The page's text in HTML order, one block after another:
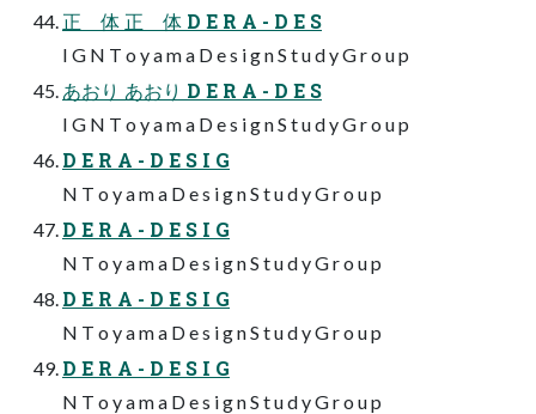
正 体 正 体 D E R A - D E S
I G N T o y a m a D e s i g n S t u d y G r o u p
あおり あおり D E R A - D E S
I G N T o y a m a D e s i g n S t u d y G r o u p
D E R A - D E S I G
N T o y a m a D e s i g n S t u d y G r o u p
D E R A - D E S I G
N T o y a m a D e s i g n S t u d y G r o u p
D E R A - D E S I G
N T o y a m a D e s i g n S t u d y G r o u p
D E R A - D E S I G
N T o y a m a D e s i g n S t u d y G r o u p